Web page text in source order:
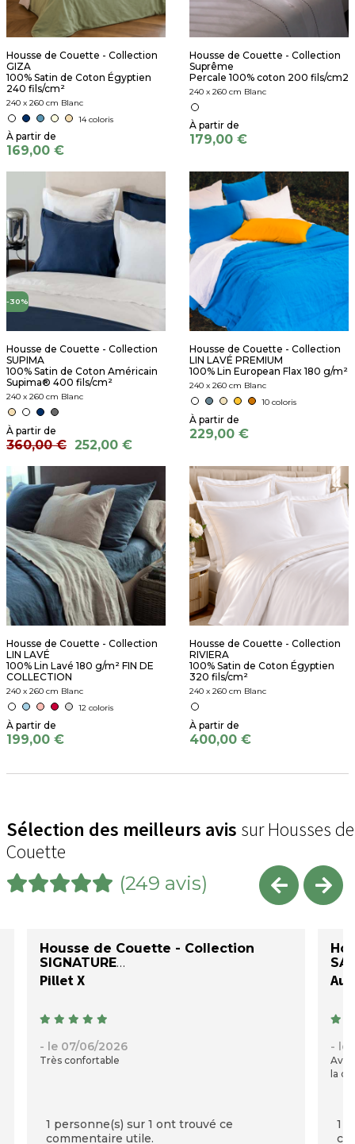
Housse de Couette - Collection
GIZA
100% Satin de Coton Égyptien
240 fils/cm²
240 x 260 cm Blanc
14 coloris
169,00 €
Housse de Couette - Collection
Suprême
Percale 100% coton 200 fils/cm2
240 x 260 cm Blanc
179,00 €
-30%
Housse de Couette - Collection
SUPIMA
100% Satin de Coton Américain
Supima® 400 fils/cm²
240 x 260 cm Blanc
360,00 € 252,00 €
Housse de Couette - Collection
LIN LAVÉ PREMIUM
100% Lin European Flax 180 g/m²
240 x 260 cm Blanc
10 coloris
229,00 €
Housse de Couette - Collection
LIN LAVÉ
100% Lin Lavé 180 g/m² FIN DE
COLLECTION
240 x 260 cm Blanc
12 coloris
199,00 €
Housse de Couette - Collection
RIVIERA
100% Satin de Coton Égyptien
320 fils/cm²
240 x 260 cm Blanc
400,00 €
Sélection des meilleurs avis sur Housses de
Couette
(249 avis)
Housse de Couette - Collection
SIGNATURE
Pillet X
- le 07/06/2026
Très confortable
1 personne(s) sur 1 ont trouvé ce
commentaire utile.
- le
la
1